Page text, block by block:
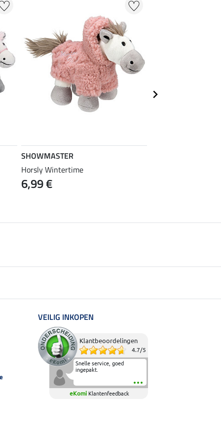
SHOWMASTER
Horsly Wintertime
6,99 €
VEILIG INKOPEN
Klantbeoordelingen
4.7/5
Snelle service, goed
ingepakt.
eKomi Klantenfeedback